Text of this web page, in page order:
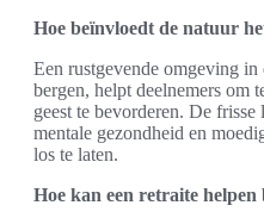
Hoe beïnvloedt de natuur
Een rustgevende omgeving in
bergen, helpt deelnemers om
geest te bevorderen. De
mentale gezondheid en
los te laten.
Hoe kan een retraite helpen